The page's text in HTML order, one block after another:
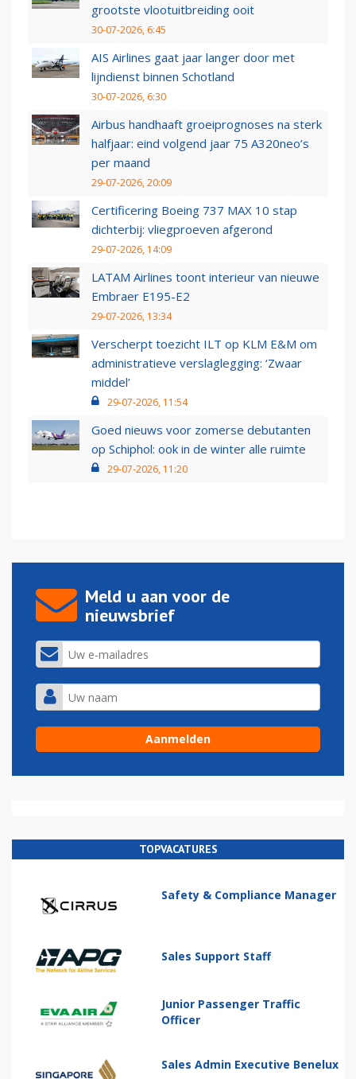
grootste vlootuitbreiding ooit
30-07-2026, 6:45
AIS Airlines gaat jaar langer door met
lijndienst binnen Schotland
30-07-2026, 6:30
Airbus handhaaft groeiprognoses na sterk
halfjaar: eind volgend jaar 75 A320neo’s
per maand
29-07-2026, 20:09
Certificering Boeing 737 MAX 10 stap
dichterbij: vliegproeven afgerond
29-07-2026, 14:09
LATAM Airlines toont interieur van nieuwe
Embraer E195-E2
29-07-2026, 13:34
Verscherpt toezicht ILT op KLM E&M om
administratieve verslaglegging: ‘Zwaar
middel’
29-07-2026, 11:54
Goed nieuws voor zomerse debutanten
op Schiphol: ook in de winter alle ruimte
29-07-2026, 11:20
Meld u aan voor de
nieuwsbrief
TOPVACATURES
Safety & Compliance Manager
Sales Support Staff
Junior Passenger Traffic
Officer
Sales Admin Executive Benelux